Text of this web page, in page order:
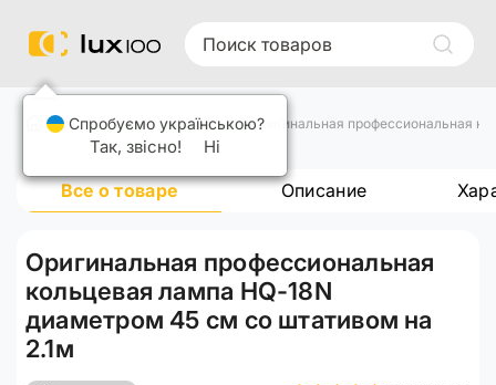
Кольцевые лампы Оригинальная профессиональная
Все о товаре Описание
Оригинальная профессиональная
кольцевая лампа HQ-18N
диаметром 45 см со штативом на
2.1м
Спробуємо українською?
Так, звісно! Ні